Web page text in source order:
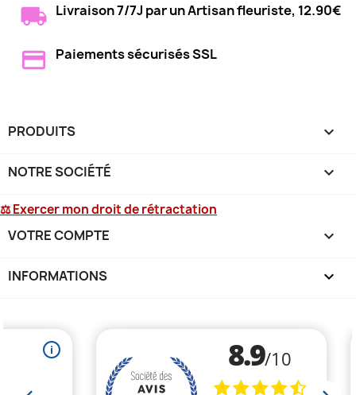
Livraison 7/7J par un Artisan fleuriste, 12.90€
Paiements sécurisés SSL
PRODUITS 
NOTRE SOCIÉTÉ 
⚖ Exercer mon droit de rétractation
VOTRE COMPTE 
INFORMATIONS keyboard_arrow_down